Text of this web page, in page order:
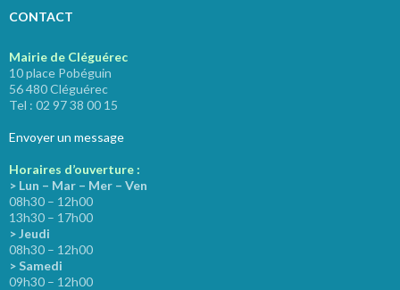
CONTACT
Mairie de Cléguérec
10 place Pobéguin
56 480 Cléguérec
Tel : 02 97 38 00 15
Envoyer un message
Horaires d’ouverture :
> Lun – Mar – Mer – Ven
08h30 – 12h00
13h30 – 17h00
> Jeudi
08h30 – 12h00
> Samedi
09h30 – 12h00